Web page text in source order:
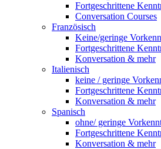
Fortgeschrittene
Conversation Courses
Französisch
Keine/geringe
Fortgeschrittene
Konversation & mehr
Italienisch
keine / geringe
Fortgeschrittene
Konversation & mehr
Spanisch
ohne/ geringe
Fortgeschrittene
Konversation & mehr